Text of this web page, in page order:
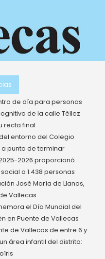
de día para personas
de la calle Téllez
recta final
entorno del Colegio
punto de terminar
2026 proporcionó
a 1.438 personas
José María de Llanos,
Vallecas
el Día Mundial del
en Puente de Vallecas
de Vallecas de entre 6 y
área infantil del distrito: